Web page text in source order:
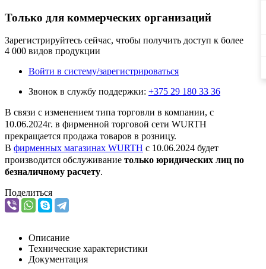
Только для коммерческих организаций
Зарегистрируйтесь сейчас, чтобы получить доступ к более
4 000 видов продукции
Войти в систему/зарегистрироваться
Звонок в службу поддержки: +375 29 180 33 36
В связи с изменением типа торговли в компании, с
10.06.2024г. в фирменной торговой сети WURTH
прекращается продажа товаров в розницу.
В фирменных магазинах WURTH c 10.06.2024 будет
производится обслуживание только юридических лиц по
безналичному расчету.
Поделиться
Описание
Технические характеристики
Документация